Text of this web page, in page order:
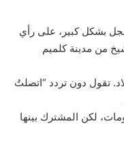
بشكل كبير، على رأي
من مدينة كلميم
تقول دون تردد “اتصلتُ
لكن المشترك بينها